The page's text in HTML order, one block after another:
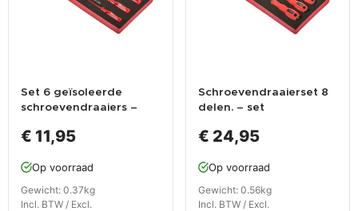
Set 6 geïsoleerde
schroevendraaiers –
geïsoleerd
€ 11,95
Op voorraad
Gewicht: 0.37kg
Incl. BTW / Excl.
Schroevendraaierset 8
delen. – set
soft foam module
€ 24,95
Op voorraad
Gewicht: 0.56kg
Incl. BTW / Excl.